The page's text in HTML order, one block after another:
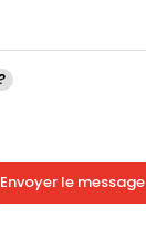
Envoyer le message